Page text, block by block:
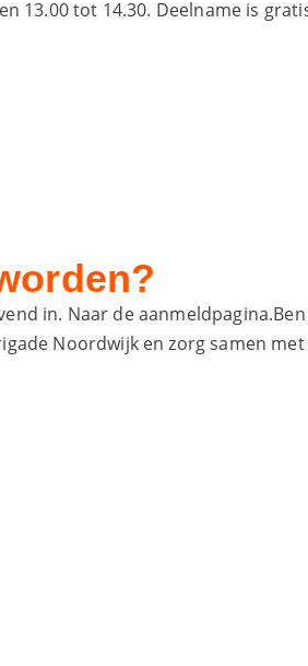
13.00 tot 14.30. Deelname is
in. Naar de
Noordwijk en zorg samen